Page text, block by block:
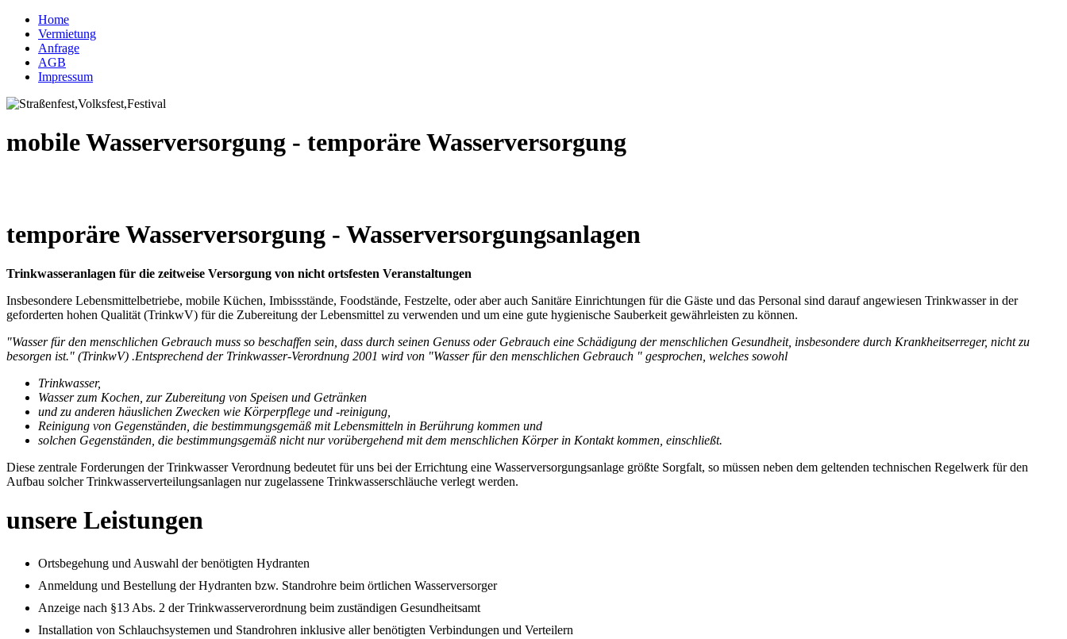
Home
Vermietung
Anfrage
AGB
Impressum
mobile Wasserversorgung - temporäre Wasserversorgung
temporäre Wasserversorgung - Wasserversorgungsanlagen
Trinkwasseranlagen für die zeitweise Versorgung von nicht ortsfesten Veranstaltungen
Insbesondere Lebensmittelbetriebe, mobile Küchen, Imbissstände, Foodstände, Festzelte, oder aber auch Sanitäre Einrichtungen für die Gäste und das Personal sind darauf angewiesen Trinkwasser in der
geforderten hohen Qualität (TrinkwV) für die Zubereitung der Lebensmittel zu verwenden und um eine gute hygienische Sauberkeit gewährleisten zu können.
"Wasser für den menschlichen Gebrauch muss so beschaffen sein, dass durch seinen Genuss oder Gebrauch eine Schädigung der menschlichen Gesundheit, insbesondere durch Krankheitserreger, nicht zu
besorgen ist." (TrinkwV) .Entsprechend der Trinkwasser-Verordnung 2001 wird von "Wasser für den menschlichen Gebrauch " gesprochen, welches sowohl
Trinkwasser,
Wasser zum Kochen, zur Zubereitung von Speisen und Getränken
und zu anderen häuslichen Zwecken wie Körperpflege und -reinigung,
Reinigung von Gegenständen, die bestimmungsgemäß mit Lebensmitteln in Berührung kommen und
solchen Gegenständen, die bestimmungsgemäß nicht nur vorübergehend mit dem menschlichen Körper in Kontakt kommen, einschließt.
Diese zentrale Forderungen der Trinkwasser Verordnung bedeutet für uns bei der Errichtung eine Wasserversorgungsanlage größte Sorgfalt, so müssen neben dem geltenden technischen Regelwerk für den
Aufbau solcher Trinkwasserverteilungsanlagen nur zugelassene Trinkwasserschläuche verlegt werden.
unsere Leistungen
Ortsbegehung und Auswahl der benötigten Hydranten
Anmeldung und Bestellung der Hydranten bzw. Standrohre beim örtlichen Wasserversorger
Anzeige nach §13 Abs. 2 der Trinkwasserverordnung beim zuständigen Gesundheitsamt
Installation von Schlauchsystemen und Standrohren inklusive aller benötigten Verbindungen und Verteilern